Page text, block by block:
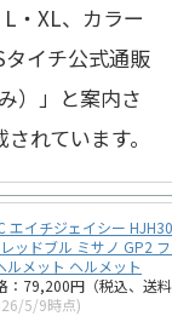
・XL、カラー
タイチ公式通販
）」と案内さ
れています。
エイチジェイシー
ッドブル ミサノ GP2
ルメット ヘルメット
：79,200円（税込、送
5/9時点)